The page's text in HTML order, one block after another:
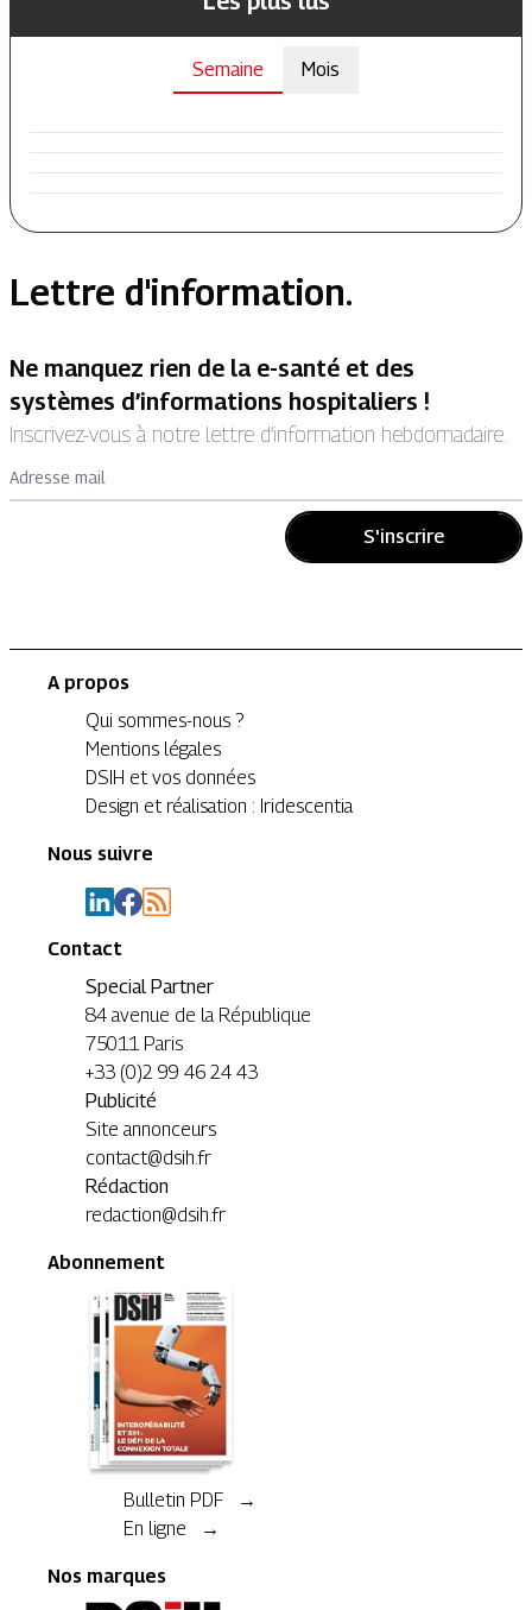
Semaine Mois
Lettre d'information.
Ne manquez rien de la e-santé et des
systèmes d’informations hospitaliers !
Inscrivez-vous à notre lettre d’information hebdomadaire.
Adresse mail
S'inscrire
A propos
Qui sommes-nous ?
Mentions légales
DSIH et vos données
Design et réalisation : Iridescentia
Nous suivre
Contact
Special Partner
84 avenue de la République
75011 Paris
+33 (0)2 99 46 24 43
Publicité
Site annonceurs
contact@dsih.fr
Rédaction
redaction@dsih.fr
Abonnement
Bulletin PDF →
En ligne →
Nos marques